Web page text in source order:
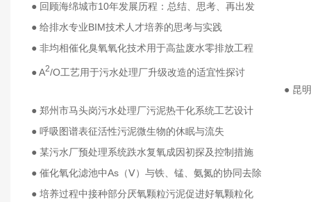
● 回顾海绵城市10年发展历程：总结、思考、再出发
● 给排水专业BIM技术人才培养的思考与实践
● 非均相催化臭氧氧化技术用于高盐废水零排放工程
● A2/O工艺用于污水处理厂升级改造的适宜性探讨
● 昆
● 郑州市马头岗污水处理厂污泥热干化系统工艺设计
● 呼吸图谱表征活性污泥微生物的休眠与流失
● 某污水厂预处理系统跌水复氧成因初探及控制措施
● 催化氧化滤池中As（Ⅴ）与铁、锰、氨氮的协同去除
● 培养过程中接种部分厌氧颗粒污泥促进好氧颗粒化